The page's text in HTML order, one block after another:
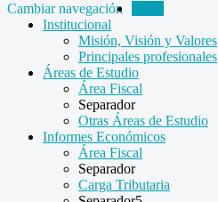
Cambiar navegación
Institucional
Misión, Visión y Valores
Principales profesionales
Áreas de Estudio
Área Fiscal
Separador
Otras Áreas de Estudio
Informes Económicos
Área Fiscal
Separador
Carga Tributaria